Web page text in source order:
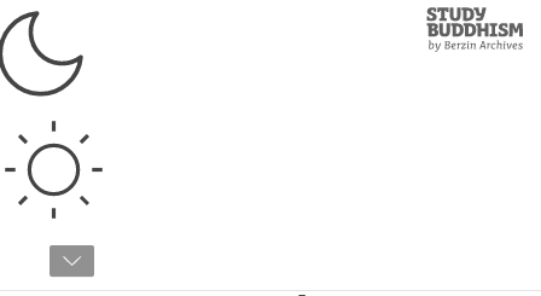
Study
Buddhism
והנאצלות הראשונה: